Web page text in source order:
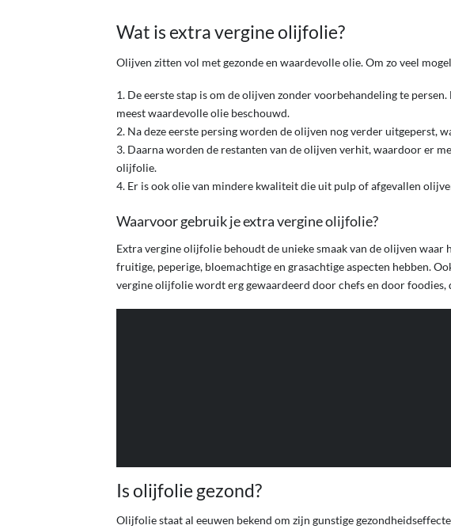
Wat is extra vergine olijfolie?
Olijven zitten vol met gezonde en waardevolle olie. Om zo veel
1. De eerste stap is om de olijven zonder voorbehandeling te
meest waardevolle olie beschouwd.
2. Na deze eerste persing worden de olijven nog verder uitgeperst,
3. Daarna worden de restanten van de olijven verhit, waardoor er
olijfolie.
4. Er is ook olie van mindere kwaliteit die uit pulp of afgevallen
Waarvoor gebruik je extra vergine olijfolie?
Extra vergine olijfolie behoudt de unieke smaak van de olijven
fruitige, peperige, bloemachtige en grasachtige aspecten hebben.
vergine olijfolie wordt erg gewaardeerd door chefs en door
Is olijfolie gezond?
Olijfolie staat al eeuwen bekend om zijn gunstige